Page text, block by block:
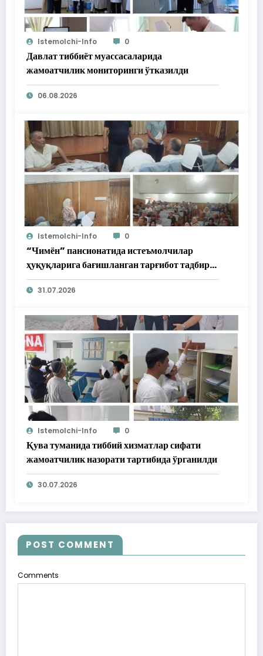
Istemolchi-Info 0
Давлат тиббиёт муассасаларида
жамоатчилик мониторинги ўтказилди
06.08.2026
Istemolchi-Info 0
“Чимён” пансионатида истеъмолчилар
ҳуқуқларига бағишланган тарғибот тадбири
ўтказилди
31.07.2026
Istemolchi-Info 0
Қува туманида тиббий хизматлар сифати
жамоатчилик назорати тартибида ўрганилди
30.07.2026
POST COMMENT
Comments